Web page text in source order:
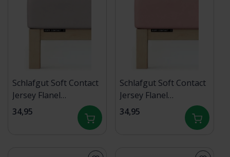
Schlafgut Soft Contact
Jersey Flanel
Hoeslaken S - 90x190 -
100x200 496 Sand Mid
34,95
Schlafgut Soft Contact
Jersey Flanel
Hoeslaken S - 90x190 -
100x200 154 Purple
34,95